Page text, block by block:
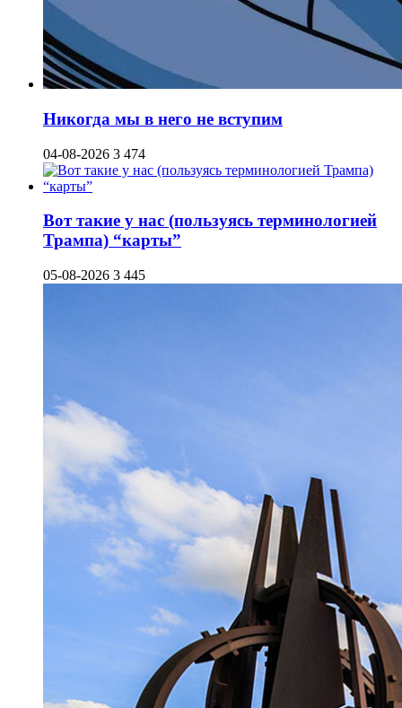
Никогда мы в него не вступим
04-08-2026 3 474
Вот такие у нас (пользуясь терминологией
Трампа) “карты”
05-08-2026 3 445